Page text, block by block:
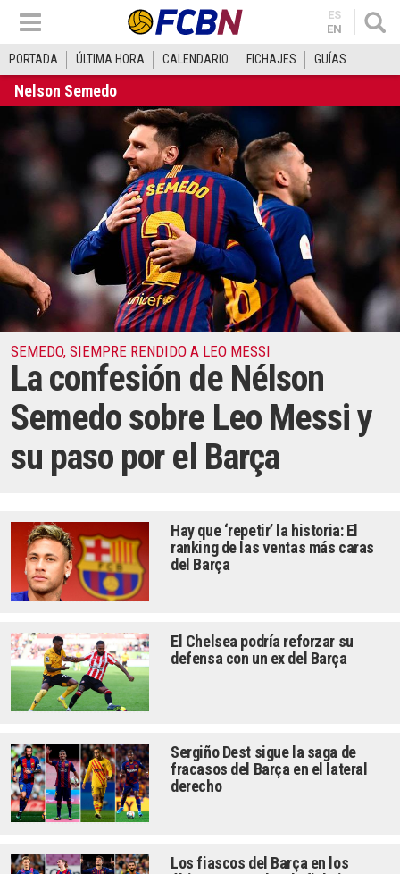
ES
EN
PORTADA ÚLTIMA HORA CALENDARIO FICHAJES GUÍAS
Nelson Semedo
SEMEDO, SIEMPRE RENDIDO A LEO MESSI
La confesión de Nélson
Semedo sobre Leo Messi y
su paso por el Barça
Hay que ‘repetir’ la historia: El
ranking de las ventas más caras
del Barça
El Chelsea podría reforzar su
defensa con un ex del Barça
Sergiño Dest sigue la saga de
fracasos del Barça en el lateral
derecho
Los fiascos del Barça en los